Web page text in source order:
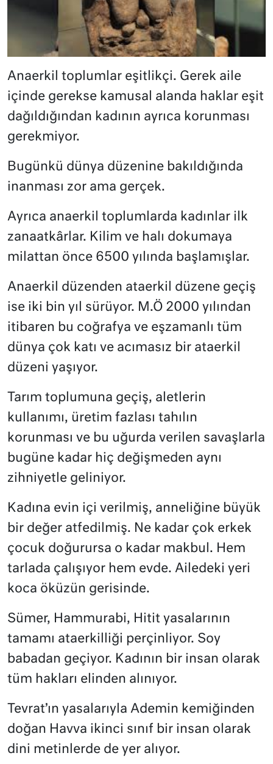
Anaerkil toplumlar eşitlikçi. Gerek aile
içinde gerekse kamusal alanda haklar eşit
dağıldığından kadının ayrıca korunması
gerekmiyor.
Bugünkü dünya düzenine bakıldığında
inanması zor ama gerçek.
Ayrıca anaerkil toplumlarda kadınlar ilk
zanaatkârlar. Kilim ve halı dokumaya
milattan önce 6500 yılında başlamışlar.
Anaerkil düzenden ataerkil düzene geçiş
ise iki bin yıl sürüyor. M.Ö 2000 yılından
itibaren bu coğrafya ve eşzamanlı tüm
dünya çok katı ve acımasız bir ataerkil
düzeni yaşıyor.
Tarım toplumuna geçiş, aletlerin
kullanımı, üretim fazlası tahılın
korunması ve bu uğurda verilen savaşlarla
bugüne kadar hiç değişmeden aynı
zihniyetle geliniyor.
Kadına evin içi verilmiş, anneliğine büyük
bir değer atfedilmiş. Ne kadar çok erkek
çocuk doğurursa o kadar makbul. Hem
tarlada çalışıyor hem evde. Ailedeki yeri
koca öküzün gerisinde.
Sümer, Hammurabi, Hitit yasalarının
tamamı ataerkilliği perçinliyor. Soy
babadan geçiyor. Kadının bir insan olarak
tüm hakları elinden alınıyor.
Tevrat’ın yasalarıyla Ademin kemiğinden
doğan Havva ikinci sınıf bir insan olarak
dini metinlerde de yer alıyor.